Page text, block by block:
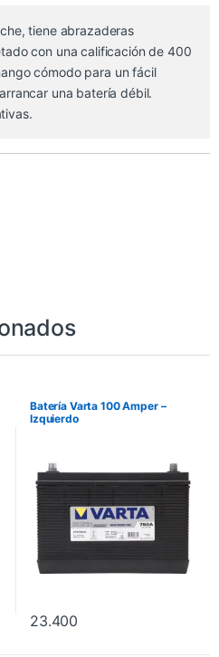
tiene abrazaderas
con una calificación de 400
cómodo para un fácil
una batería débil.
Batería Varta 100 Amper –
Izquierdo
23.400